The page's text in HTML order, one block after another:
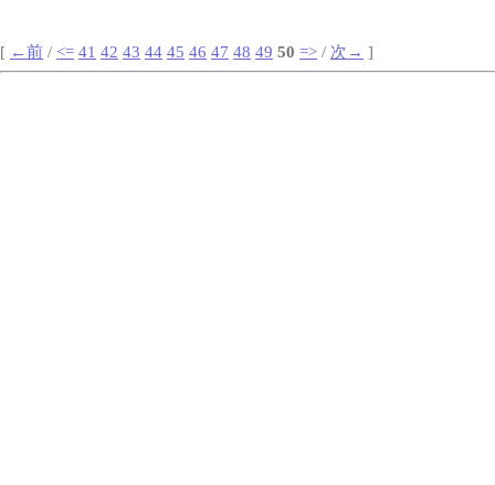
[ ←前 / <= 41 42 43 44 45 46 47 48 49 50 => / 次→ ]